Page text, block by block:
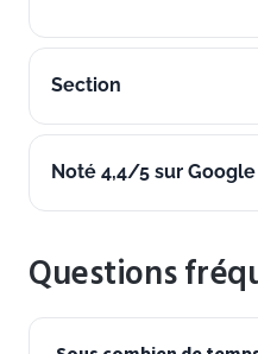
Section
Noté 4,4/5 sur Google
Questions